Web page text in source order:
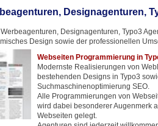
Designagenturen,
Designagenturen, Typo3
Design sowie der professionellen
Webseiten Programmierung in
Modernste Realisierungen von
bestehenden Designs in Typo3
Suchmaschinenoptimierung SEO.
Alle Programmierungen von
wird dabei besonderer Augenmerk
Webseiten gelegt.